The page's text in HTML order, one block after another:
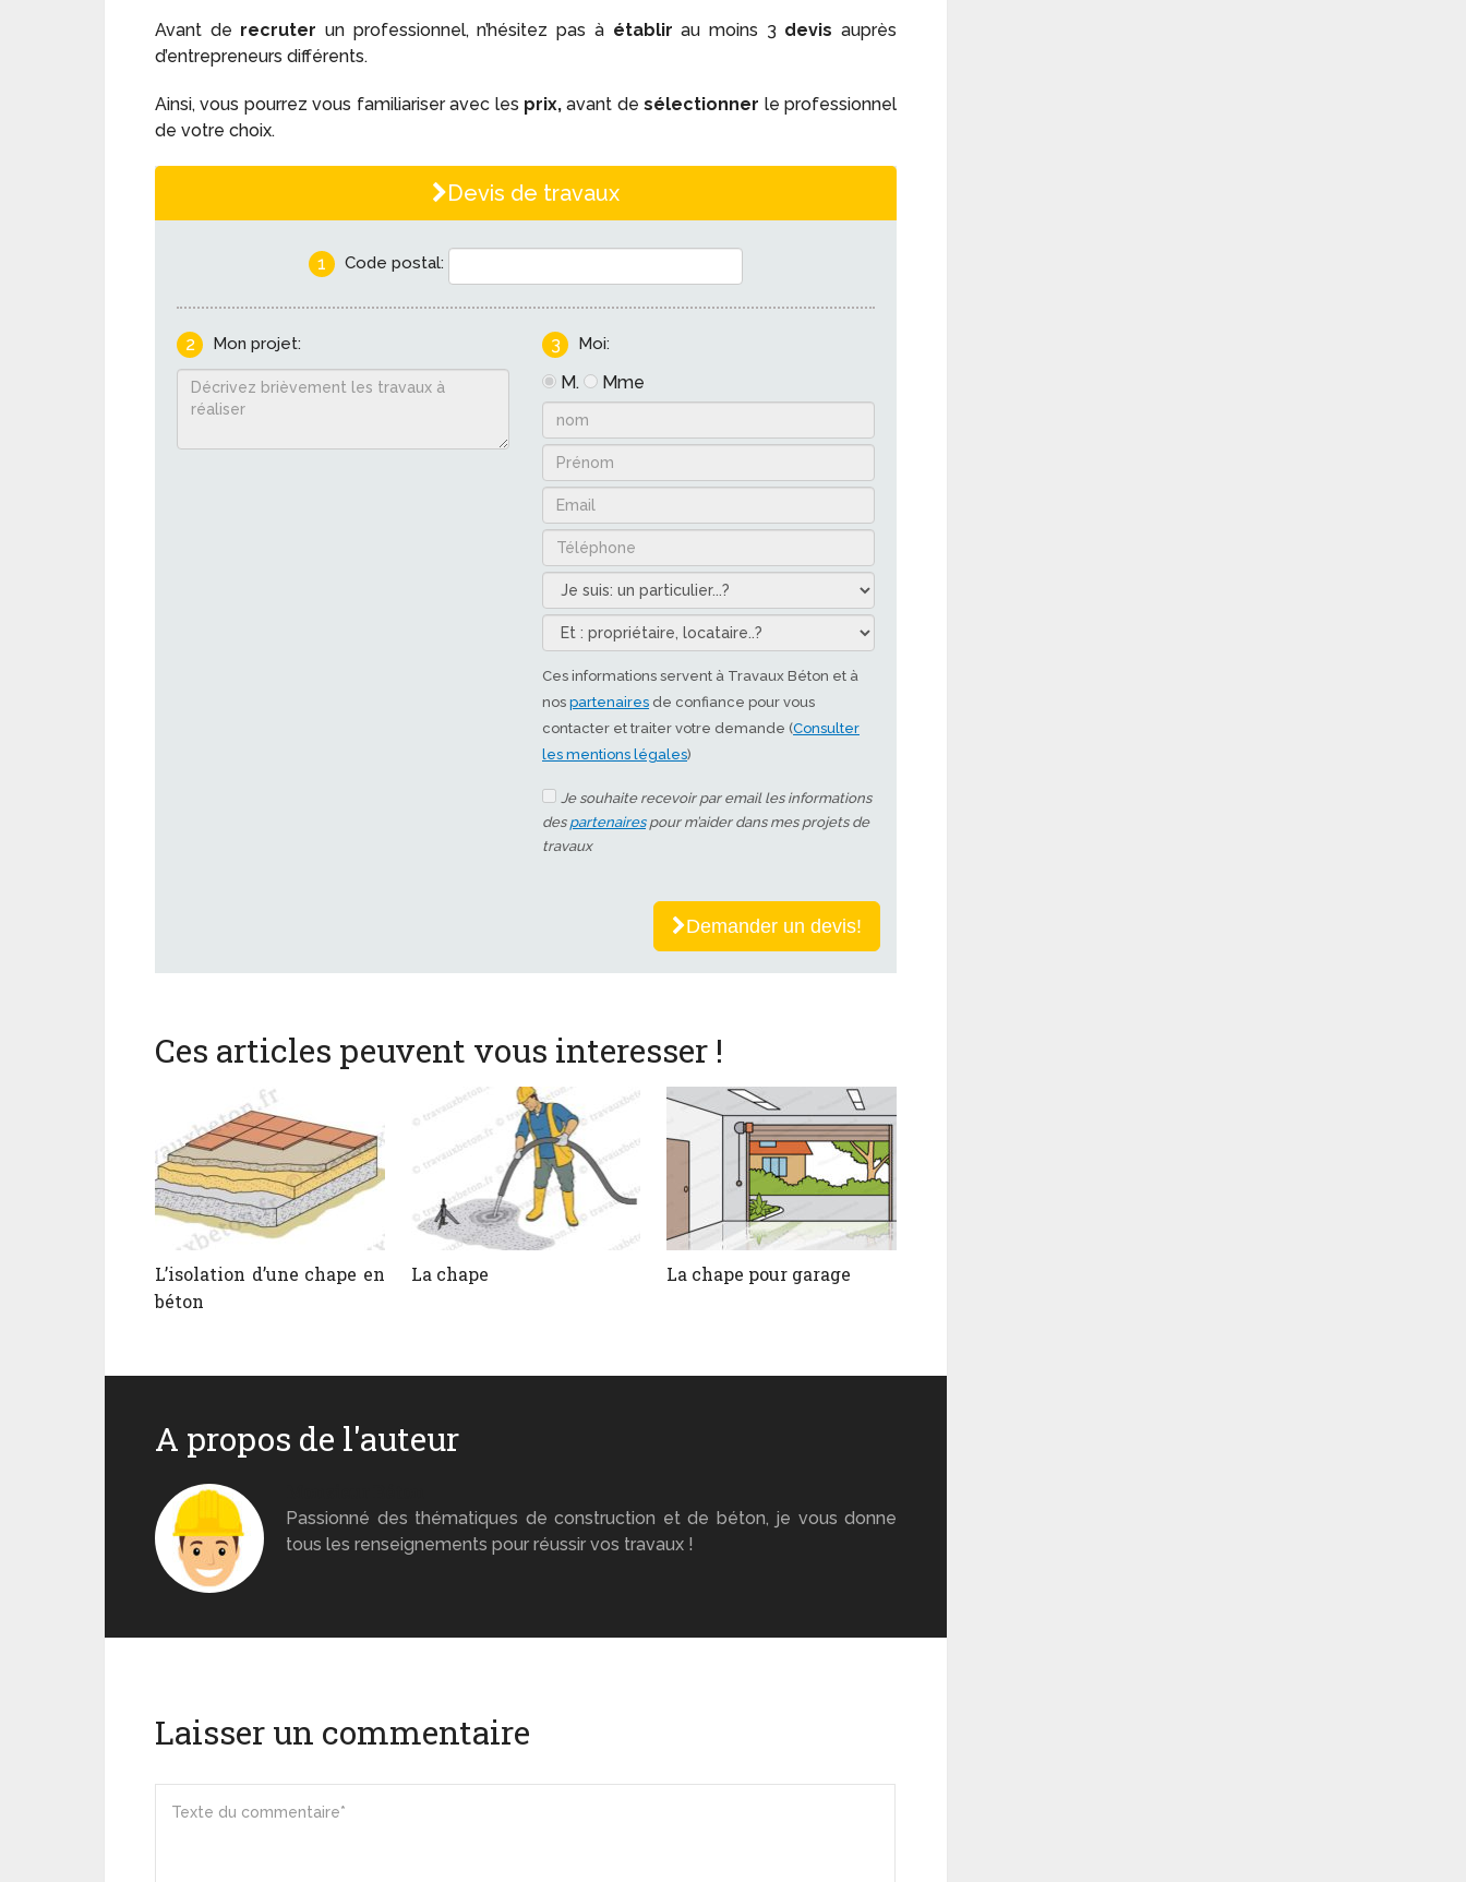
Avant de recruter un professionnel, n’hésitez pas à établir au moins 3 devis auprès
d’entrepreneurs différents.
Ainsi, vous pourrez vous familiariser avec les prix,avant desélectionner le professionnel
de votre choix.
Devis de travaux
1 Code postal:
2 Mon projet: 3 Moi:
M. Mme
Ces informations servent à Travaux Béton et à
nos partenaires de confiance pour vous
contacter et traiter votre demande (Consulter
les mentions légales)
Je souhaite recevoir par email les informations
des partenairespour m’aider dans mes projets de
travaux
Demander un devis!
Ces articles peuvent vous interesser !
L’isolation d’une chape en
béton
La chape La chape pour garage
A propos de l'auteur
Passionné des thématiques de construction et de béton, je vous donne
tous les renseignements pour réussir vos travaux !
Laisser un commentaire